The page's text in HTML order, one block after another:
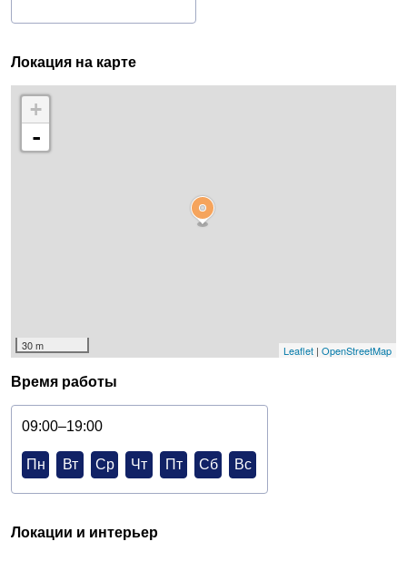
Локация на карте
+
-
30 m Leaflet | OpenStreetMap
Время работы
09:00–19:00
Пн Вт Ср Чт Пт Сб Вс
Локации и интерьер